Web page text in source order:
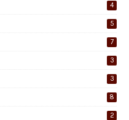
4
5
7
3
3
8
2